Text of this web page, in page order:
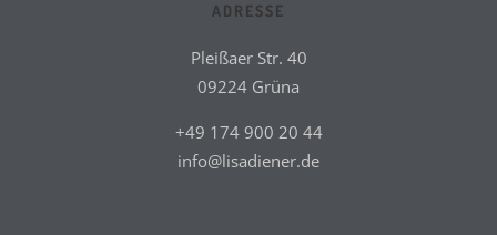
ADRESSE
Pleißaer Str. 40
09224 Grüna
+49 174 900 20 44
info@lisadiener.de